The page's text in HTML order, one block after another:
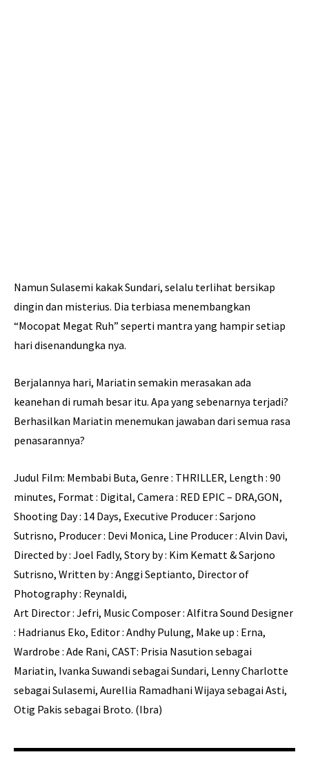
Namun Sulasemi kakak Sundari, selalu terlihat bersikap
dingin dan misterius. Dia terbiasa menembangkan
“Mocopat Megat Ruh” seperti mantra yang hampir setiap
hari disenandungka nya.
Berjalannya hari, Mariatin semakin merasakan ada
keanehan di rumah besar itu. Apa yang sebenarnya terjadi?
Berhasilkan Mariatin menemukan jawaban dari semua rasa
penasarannya?
Judul Film: Membabi Buta, Genre : THRILLER, Length : 90
minutes, Format : Digital, Camera : RED EPIC – DRA,GON,
Shooting Day : 14 Days, Executive Producer : Sarjono
Sutrisno, Producer : Devi Monica, Line Producer : Alvin Davi,
Directed by : Joel Fadly, Story by : Kim Kematt & Sarjono
Sutrisno, Written by : Anggi Septianto, Director of
Photography : Reynaldi,
Art Director : Jefri, Music Composer : Alfitra Sound Designer
: Hadrianus Eko, Editor : Andhy Pulung, Make up : Erna,
Wardrobe : Ade Rani, CAST: Prisia Nasution sebagai
Mariatin, Ivanka Suwandi sebagai Sundari, Lenny Charlotte
sebagai Sulasemi, Aurellia Ramadhani Wijaya sebagai Asti,
Otig Pakis sebagai Broto. (Ibra)